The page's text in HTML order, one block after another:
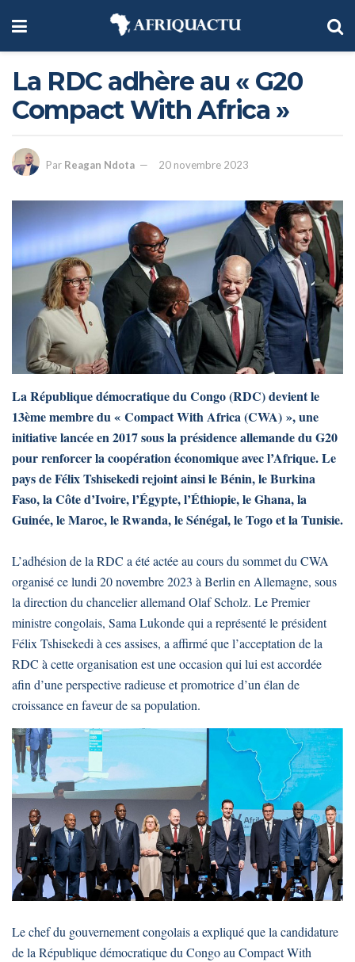
La RDC adhère au « G20
Compact With Africa »
Par Reagan Ndota 20 novembre 2023
La République démocratique du Congo (RDC) devient le
13ème membre du « Compact With Africa (CWA) », une
initiative lancée en 2017 sous la présidence allemande du G20
pour renforcer la coopération économique avec l’Afrique. Le
pays de Félix Tshisekedi rejoint ainsi le Bénin, le Burkina
Faso, la Côte d’Ivoire, l’Égypte, l’Éthiopie, le Ghana, la
Guinée, le Maroc, le Rwanda, le Sénégal, le Togo et la Tunisie.
L’adhésion de la RDC a été actée au cours du sommet du CWA
organisé ce lundi 20 novembre 2023 à Berlin en Allemagne, sous
la direction du chancelier allemand Olaf Scholz. Le Premier
ministre congolais, Sama Lukonde qui a représenté le président
Félix Tshisekedi à ces assises, a affirmé que l’acceptation de la
RDC à cette organisation est une occasion qui lui est accordée
afin d’une perspective radieuse et promotrice d’un élan de
croissance en faveur de sa population.
Le chef du gouvernement congolais a expliqué que la candidature
de la République démocratique du Congo au Compact With